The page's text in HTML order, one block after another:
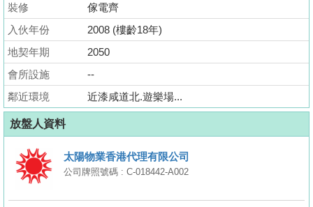
我
們
裝修
傢電齊
入伙年份
2008 (樓齡18年)
地契年期
2050
會所設施
--
鄰近環境
近漆咸道北.遊樂場...
放盤人資料
太陽物業香港代理有限公司
公司牌照號碼 : C-018442-A002